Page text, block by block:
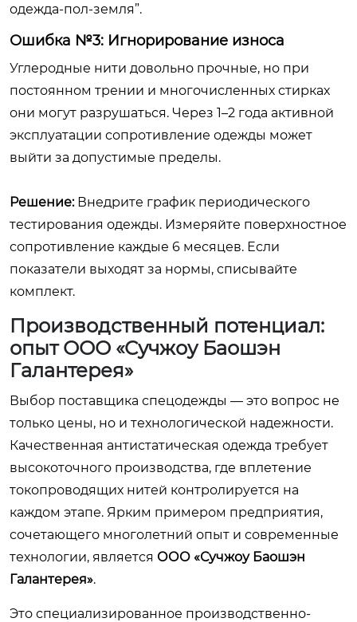
одежда-пол-земля”.
Ошибка №3: Игнорирование износа
Углеродные нити довольно прочные, но при
постоянном трении и многочисленных стирках
они могут разрушаться. Через 1–2 года активной
эксплуатации сопротивление одежды может
выйти за допустимые пределы.
Решение:Внедрите график периодического
тестирования одежды. Измеряйте поверхностное
сопротивление каждые 6 месяцев. Если
показатели выходят за нормы, списывайте
комплект.
Производственный потенциал:
опыт ООО «Сучжоу Баошэн
Галантерея»
Выбор поставщика спецодежды — это вопрос не
только цены, но и технологической надежности.
Качественная антистатическая одежда требует
высокоточного производства, где вплетение
токопроводящих нитей контролируется на
каждом этапе. Ярким примером предприятия,
сочетающего многолетний опыт и современные
технологии, является ООО «Сучжоу Баошэн
Галантерея».
Это специализированное производственно-